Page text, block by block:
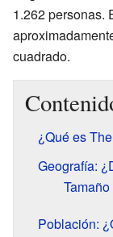
1.262 personas.
cuadrado.
¿Qué es
Geografía:
Población: